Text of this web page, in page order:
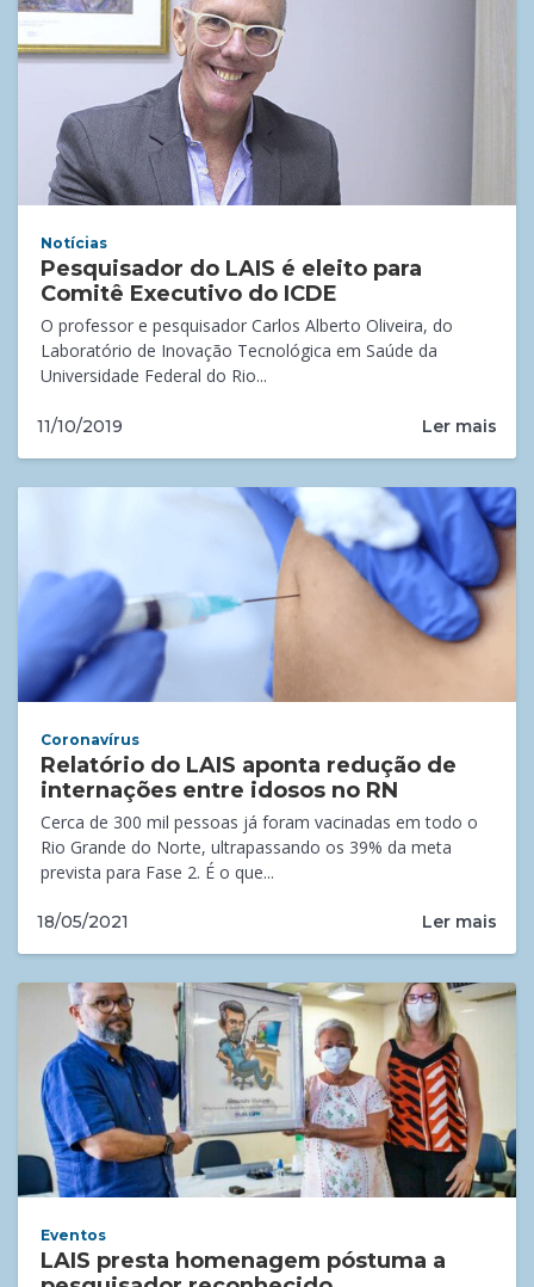
Notícias
Pesquisador do LAIS é eleito para
Comitê Executivo do ICDE
O professor e pesquisador Carlos Alberto Oliveira, do
Laboratório de Inovação Tecnológica em Saúde da
Universidade Federal do Rio...
11/10/2019 Ler mais
Coronavírus
Relatório do LAIS aponta redução de
internações entre idosos no RN
Cerca de 300 mil pessoas já foram vacinadas em todo o
Rio Grande do Norte, ultrapassando os 39% da meta
prevista para Fase 2. É o que...
18/05/2021 Ler mais
Eventos
LAIS presta homenagem póstuma a